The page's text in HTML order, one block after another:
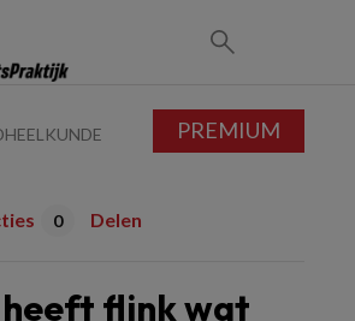
0 Delen
flink wat
PREMIUM